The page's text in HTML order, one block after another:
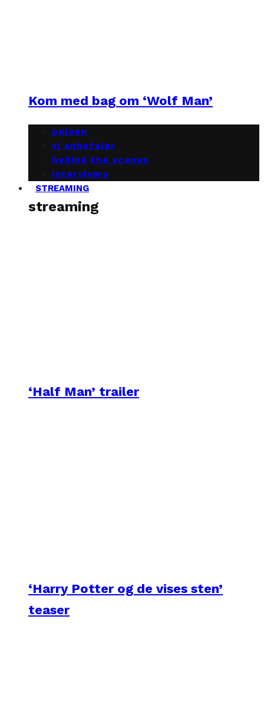
Kom med bag om ‘Wolf Man’
pulsen
vi anbefaler
behind the scenes
interviews
STREAMING
streaming
‘Half Man’ trailer
‘Harry Potter og de vises sten’
teaser